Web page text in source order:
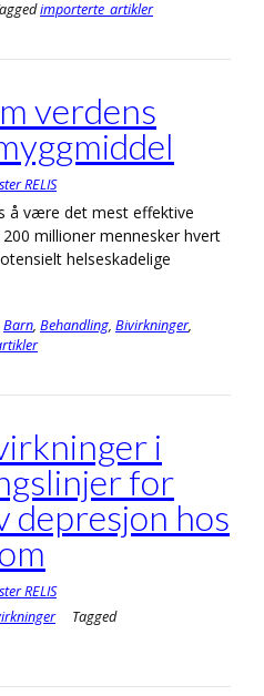
importerte_artikler
verdens
RELIS
å være det mest effektive
millioner mennesker hvert
helseskadelige
Barn, Behandling, Bivirkninger,
i
for
depresjon hos
RELIS
Tagged